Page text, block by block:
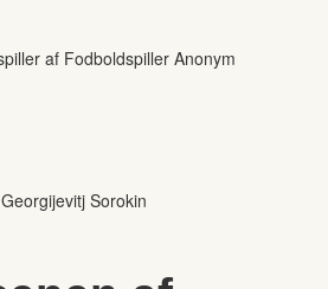
af Fodboldspiller Anonym
Sorokin